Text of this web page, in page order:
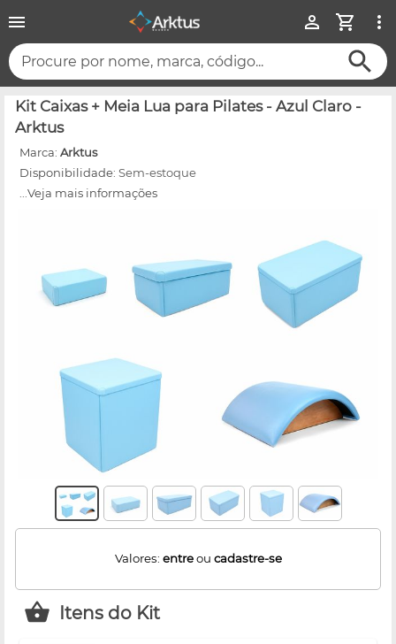
Procure por nome, marca, código...
Kit Caixas + Meia Lua para Pilates - Azul Claro -
Arktus
Marca: Arktus
Disponibilidade: Sem-estoque
...Veja mais informações
Valores: entreou cadastre-se
Itens do Kit